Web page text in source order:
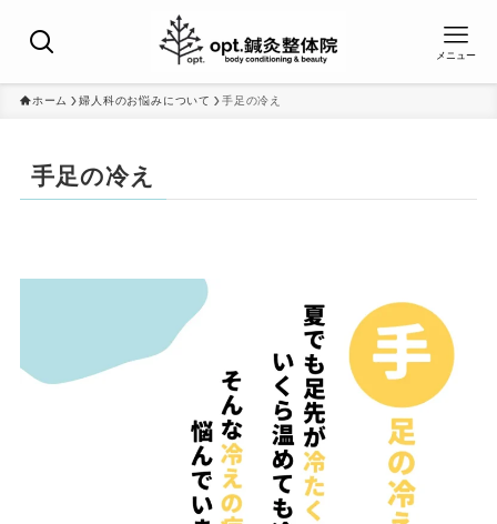
メニュー
ホーム 婦人科のお悩みについて 手足の冷え
手足の冷え